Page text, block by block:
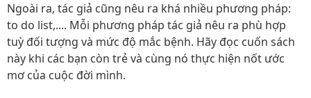
Ngoài ra, tác giả cũng nêu ra khá nhiều phương pháp:
to do list,.... Mỗi phương pháp tác giả nêu ra phù hợp
tuỳ đối tượng và mức độ mắc bệnh. Hãy đọc cuốn sách
này khi các bạn còn trẻ và cùng nó thực hiện nốt ước
mơ của cuộc đời mình.